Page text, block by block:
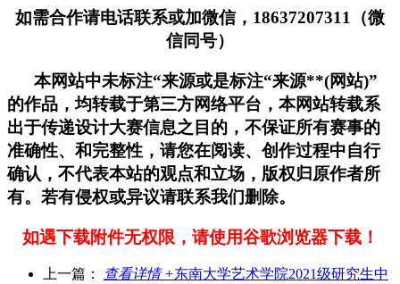
如需合作请电话联系或加微信，18637207311（微
信同号）
本网站中未标注“来源或是标注“来源**(网站)”
的作品，均转载于第三方网络平台，本网站转载系
出于传递设计大赛信息之目的，不保证所有赛事的
准确性、和完整性，请您在阅读、创作过程中自行
确认，不代表本站的观点和立场，版权归原作者所
有。若有侵权或异议请联系我们删除。
如遇下载附件无权限，请使用谷歌浏览器下载！
上一篇： 查看详情 +东南大学艺术学院2021级研究生中